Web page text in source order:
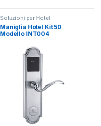
Soluzioni per Hotel
Maniglia Hotel Kit 5D
Modello INT004